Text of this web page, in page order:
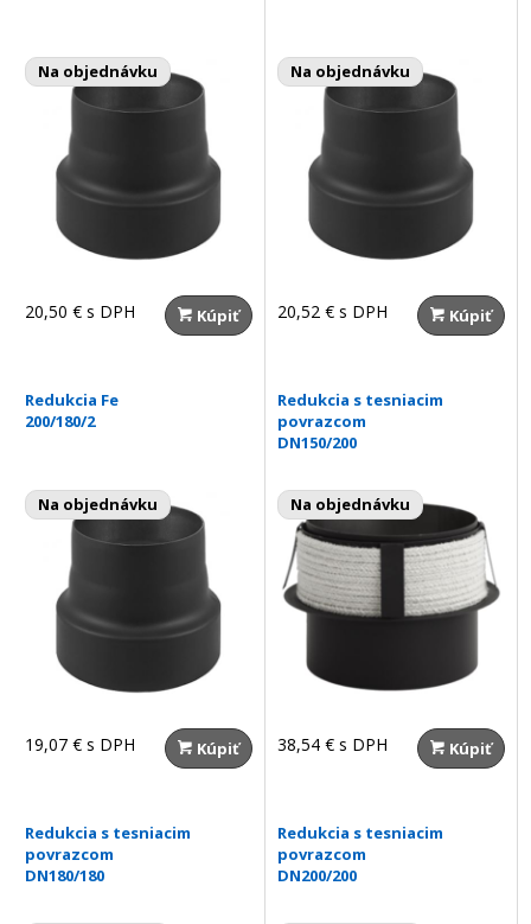
Na objednávku
20,50 €s DPH Kúpiť
Na objednávku
20,52 € s DPH Kúpiť
Redukcia Fe
200/180/2
Na objednávku
19,07 €s DPH Kúpiť
Redukcia s tesniacim
povrazcom
DN150/200
Na objednávku
38,54 € s DPH Kúpiť
Redukcia s tesniacim
povrazcom
DN180/180
Redukcia s tesniacim
povrazcom
DN200/200